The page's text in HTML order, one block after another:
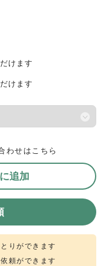
けます
けます
わせはこちら
追加
りができます
頼ができます